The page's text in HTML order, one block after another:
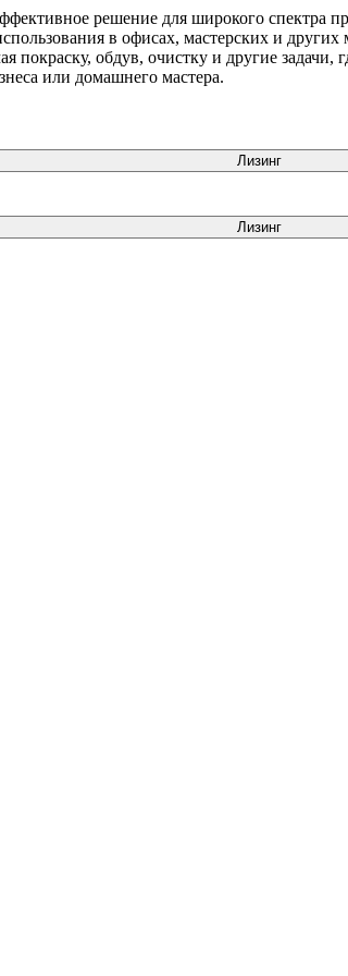
решение для широкого
в офисах, мастерских и
обдув, очистку и другие задачи,
или домашнего мастера.
Лизинг
Лизинг